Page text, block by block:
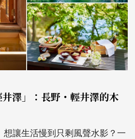
澤」：長野・輕井澤的木
讓生活慢到只剩風聲水影？一